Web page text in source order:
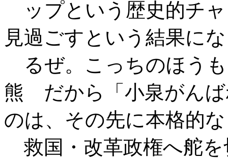
ップという歴史的チ
見過ごすという結果にな
るぜ。こっちのほう
熊 だから「小泉がんば
のは、その先に本格的な
救国・改革政権へ舵